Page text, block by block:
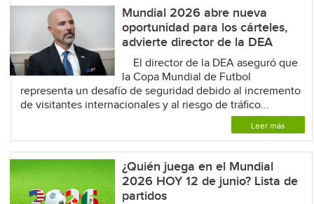
Mundial 2026 abre nueva
oportunidad para los cárteles,
advierte director de la DEA
El director de la DEA aseguró que
la Copa Mundial de Futbol
representa un desafío de seguridad debido al incremento
de visitantes internacionales y al riesgo de tráfico...
Leer más
¿Quién juega en el Mundial
2026 HOY 12 de junio? Lista de
partidos